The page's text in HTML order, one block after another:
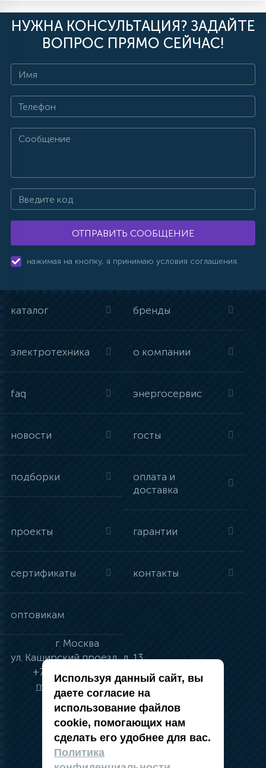
НУЖНА КОНСУЛЬТАЦИЯ? ЗАДАЙТЕ
ВОПРОС ПРЯМО СЕЙЧАС!
ОТПРАВИТЬ СООБЩЕНИЕ
нажимая на кнопку, я принимаю условия соглашения.
каталог бренды
электротехника о компании
faq энергосервис
новости госты
подборки
оплата и
доставка
проекты гарантии
сертификаты контакты
оптовикам
г. Москва
ул. Каширский проезд, д. 13
+7 (495) 134-41-83
moskva@vincci.ru
политика в отношении обработки
персональных данных
Используя данный сайт, вы
даете согласие на
использование файлов
cookie, помогающих нам
сделать его удобнее для вас.
Политика